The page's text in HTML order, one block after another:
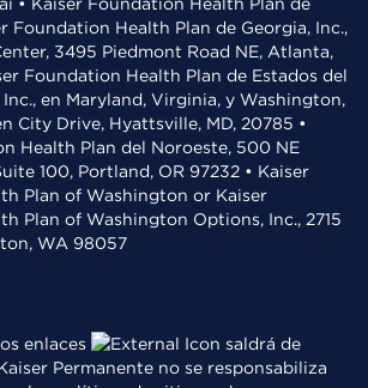
Foundation Health Plan de Georgia, Inc.,
3495 Piedmont Road NE, Atlanta,
Foundation Health Plan de Estados del
en Maryland, Virginia, y Washington,
City Drive, Hyattsville, MD, 20785 •
Health Plan del Noroeste, 500 NE
100, Portland, OR 97232 • Kaiser
Plan of Washington or Kaiser
Plan of Washington Options, Inc., 2715
WA 98057
enlaces
saldrá de
Permanente no se responsabiliza